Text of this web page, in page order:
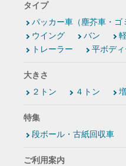
タイプ
パッカー車（塵芥車・ゴ
ウイング
バン
トレーラー
平ボディ
大きさ
２トン
４トン
特集
段ボール・古紙回収車
ご利用案内